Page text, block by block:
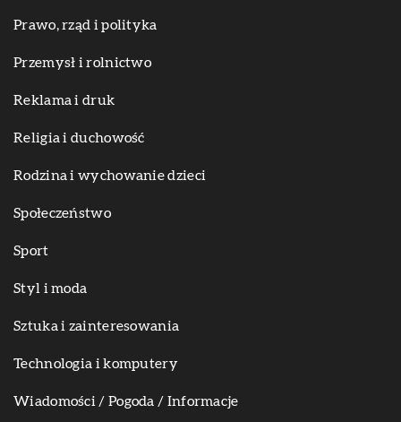
Prawo, rząd i polityka
Przemysł i rolnictwo
Reklama i druk
Religia i duchowość
Rodzina i wychowanie dzieci
Społeczeństwo
Sport
Styl i moda
Sztuka i zainteresowania
Technologia i komputery
Wiadomości / Pogoda / Informacje